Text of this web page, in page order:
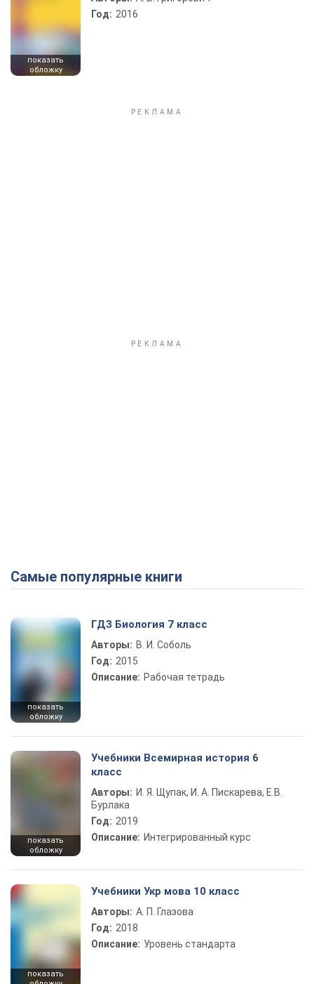
показать
обложку
Год: 2016
Самые популярные книги
показать
обложку
ГДЗ Биология 7 класс
Авторы: В. И. Соболь
Год: 2015
Описание: Рабочая тетрадь
показать
обложку
Учебники Всемирная история 6
класс
Авторы: И. Я. Щупак, И. А. Пискарева, Е.В.
Бурлака
Год: 2019
Описание: Интегрированный курс
показать
Учебники Укр мова 10 класс
Авторы: А. П. Глазова
Год: 2018
Описание: Уровень стандарта